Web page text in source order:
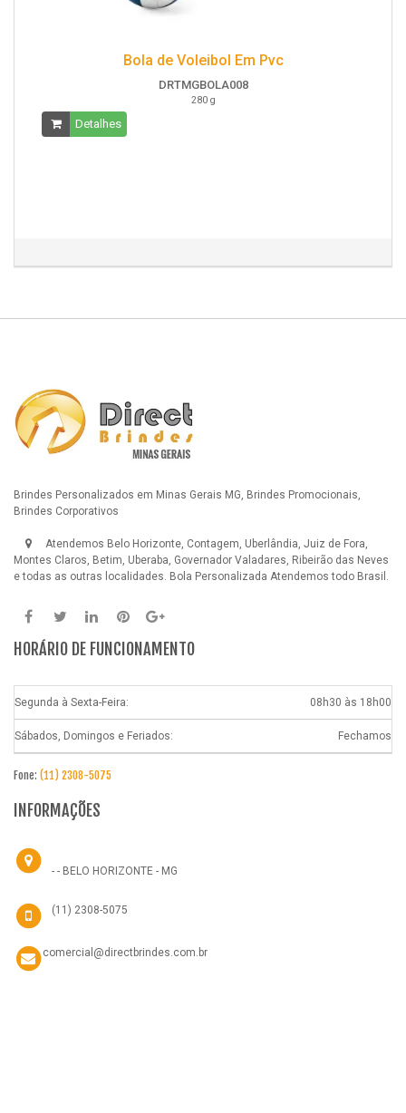
Bola de Voleibol Em Pvc
DRTMGBOLA008
280 g
Detalhes
Brindes Personalizados em Minas Gerais MG, Brindes Promocionais,
Brindes Corporativos
Atendemos Belo Horizonte, Contagem, Uberlândia, Juiz de Fora,
Montes Claros, Betim, Uberaba, Governador Valadares, Ribeirão das Neves
e todas as outras localidades. Bola Personalizada Atendemos todo Brasil.
HORÁRIO DE FUNCIONAMENTO
Segunda à Sexta-Feira: 08h30 às 18h00
Sábados, Domingos e Feriados: Fechamos
Fone: (11) 2308-5075
INFORMAÇÕES
- - BELO HORIZONTE - MG
(11) 2308-5075
comercial@directbrindes.com.br